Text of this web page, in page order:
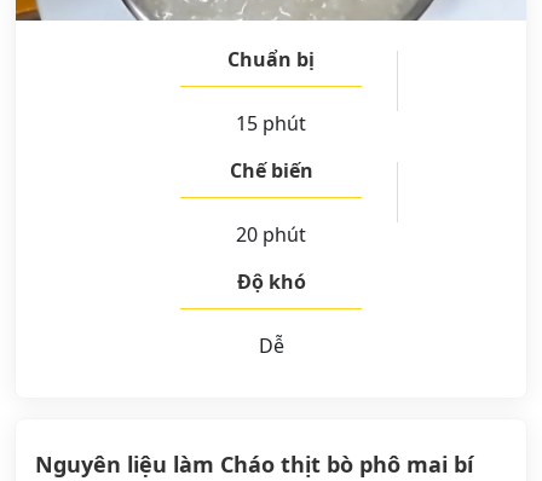
Chuẩn bị
15 phút
Chế biến
20 phút
Độ khó
Dễ
Nguyên liệu làm Cháo thịt bò phô mai bí